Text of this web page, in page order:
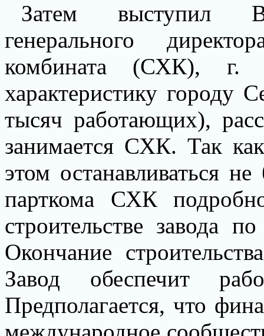
Затем выступил
генерального
комбината (СХК), г.
характеристику городу
тысяч работающих),
занимается СХК. Так
этом останавливаться
парткома СХК
строительстве завода
Окончание
Завод обеспечит
Предполагается, что